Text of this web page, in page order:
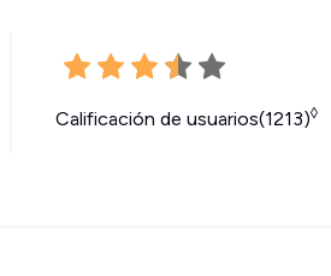
Calificación de usuarios(1213)◊